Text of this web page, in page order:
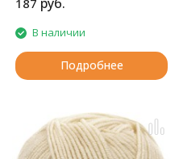
187
В наличии
Подробнее